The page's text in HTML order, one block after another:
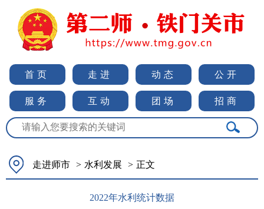
首页 走进 动态 公开
服务 互动 团场 招商
走进师市 > 水利发展 > 正文
2022年水利统计数据